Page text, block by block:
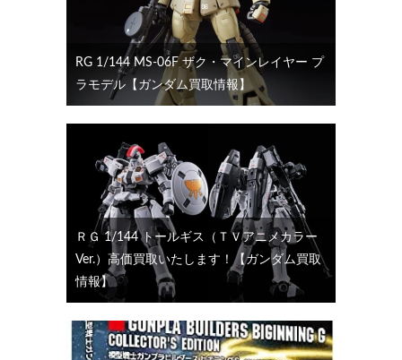
RG 1/144 MS-06F ザク・マインレイヤー プ
ラモデル【ガンダム買取情報】
ＲＧ 1/144 トールギス（ＴＶアニメカラー
Ver.）高価買取いたします！【ガンダム買取
情報】